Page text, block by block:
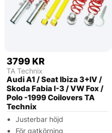
3799 KR
TA Technix
Audi A1 / Seat Ibiza 3+IV /
Skoda Fabia I-3 / VW Fox /
Polo -1999 Coilovers TA
Technix
Justerbar höjd
För gatkörning